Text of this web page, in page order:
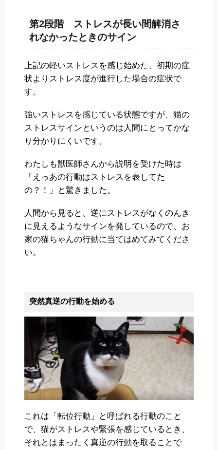
第2段階 ストレスが長い間解消さ
れなかったときのサイン
上記の軽いストレスを感じ始めた、初期の症
状よりストレス度が進行した場合の症状で
す。
強いストレスを感じている状態ですが、猫の
ストレスサインというのは人間にとってかな
り分かりにくいです。
わたしも獣医師さんから説明を受けた時は
「えっあの行動はストレスを表してた
の？！」と驚きました。
人間から見ると、逆にストレスがなくのんき
に見えるようなサインを発しているので、お
家の猫ちゃんの行動に当てはめてみてくださ
い。
突然真逆の行動を始める
これは「転位行動」と呼ばれる行動のこと
で、猫がストレスや緊張を感じているとき、
それとはまったく真逆の行動を取ることで